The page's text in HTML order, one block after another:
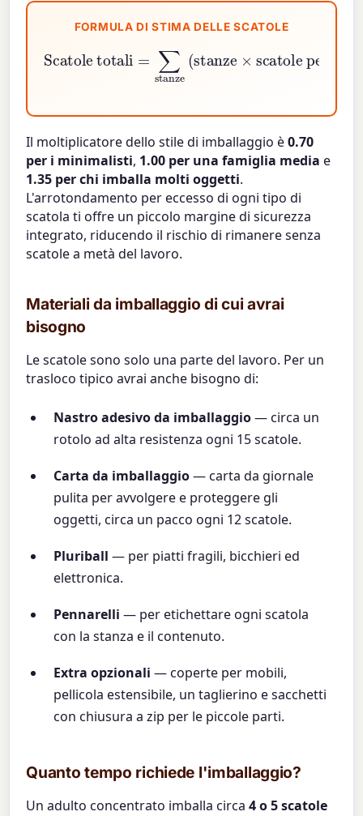
FORMULA DI STIMA DELLE SCATOLE
Scatole totali = ∑ stanze(stanze
scatole per stanza )× moltiplicatore stile di imballaggio
Il moltiplicatore dello stile di imballaggio è0.70
per i minimalisti, 1.00 per una famiglia media e
1.35 per chi imballa molti oggetti.
L'arrotondamento per eccesso di ogni tipo di
scatola ti offre un piccolo margine di sicurezza
integrato, riducendo il rischio di rimanere senza
scatole a metà del lavoro.
Materiali da imballaggio di cui avrai
bisogno
Le scatole sono solo una parte del lavoro. Per un
trasloco tipico avrai anche bisogno di:
Nastro adesivo da imballaggio— circa un
rotolo ad alta resistenza ogni 15 scatole.
Carta da imballaggio— carta da giornale
pulita per avvolgere e proteggere gli
oggetti, circa un pacco ogni 12 scatole.
Pluriball — per piatti fragili, bicchieri ed
elettronica.
Pennarelli — per etichettare ogni scatola
con la stanza e il contenuto.
Extra opzionali — coperte per mobili,
pellicola estensibile, un taglierino e sacchetti
con chiusura a zip per le piccole parti.
Quanto tempo richiede l'imballaggio?
Un adulto concentrato imballa circa4 o 5 scatole